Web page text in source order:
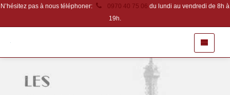
N’hésitez pas à nous téléphoner: 0970 40 75 06 du lundi au vendredi de 8h à
19h.